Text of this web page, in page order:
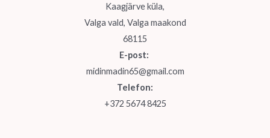
Kaagjärve küla,
Valga vald, Valga maakond
68115
E-post:
midinmadin65@gmail.com
Telefon:
+372 5674 8425